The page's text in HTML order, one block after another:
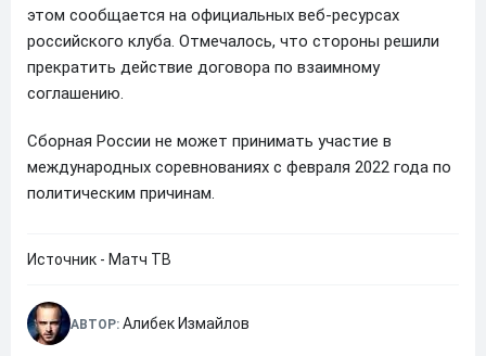
этом сообщается на официальных веб-ресурсах
российского клуба. Отмечалось, что стороны решили
прекратить действие договора по взаимному
соглашению.
Сборная России не может принимать участие в
международных соревнованиях с февраля 2022 года по
политическим причинам.
Источник - Матч ТВ
АВТОР: Алибек Измайлов